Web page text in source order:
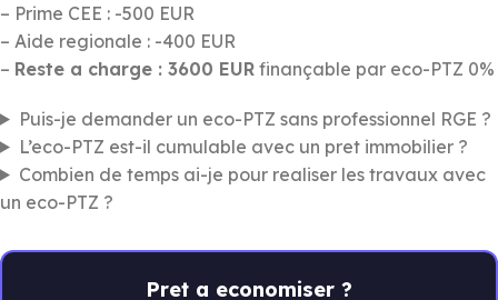
– Prime CEE : -500 EUR
– Aide regionale : -400 EUR
– Reste a charge : 3600 EUR finançable par eco-PTZ 0%
Puis-je demander un eco-PTZ sans professionnel RGE ?
L’eco-PTZ est-il cumulable avec un pret immobilier ?
Combien de temps ai-je pour realiser les travaux avec
un eco-PTZ ?
Pret a economiser ?